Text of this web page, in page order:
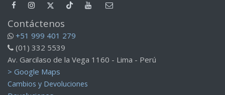
Contáctenos
+51 999 401 279
(01) 332 5539
Av. Garcilaso de la Vega 1160 - Lima - Perú
> Google Maps
Cambios y Devoluciones